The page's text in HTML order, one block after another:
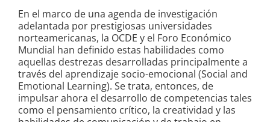
En el marco de una agenda de investigación
adelantada por prestigiosas universidades
norteamericanas, la OCDE y el Foro Económico
Mundial han definido estas habilidades como
aquellas destrezas desarrolladas principalmente a
través del aprendizaje socio-emocional (Social and
Emotional Learning). Se trata, entonces, de
impulsar ahora el desarrollo de competencias tales
como el pensamiento crítico, la creatividad y las